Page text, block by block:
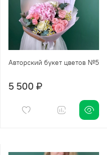
Авторский букет цветов №5
5 500 ₽